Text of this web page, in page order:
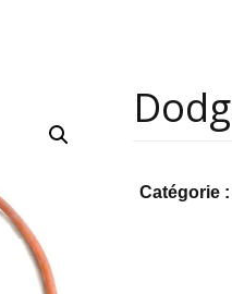
Catégorie :